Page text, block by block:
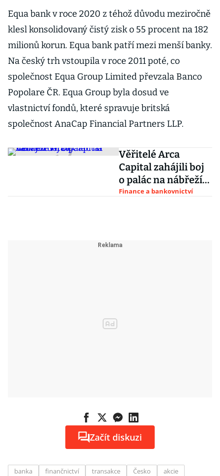
Equa bank v roce 2020 z téhož důvodu meziročně
klesl konsolidovaný čistý zisk o 55 procent na 182
milionů korun. Equa bank patří mezi menší banky.
Na český trh vstoupila v roce 2011 poté, co
společnost Equa Group Limited převzala Banco
Popolare ČR. Equa Group byla dosud ve
vlastnictví fondů, které spravuje britská
společnost AnaCap Financial Partners LLP.
Věřitelé Arca
Capital zahájili boj
o palác na nábřeží
Vltavy
Finance a bankovnictví
Začít diskuzi
banka finančnictví transakce Česko
akcie